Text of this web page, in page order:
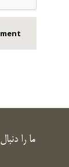
ما را